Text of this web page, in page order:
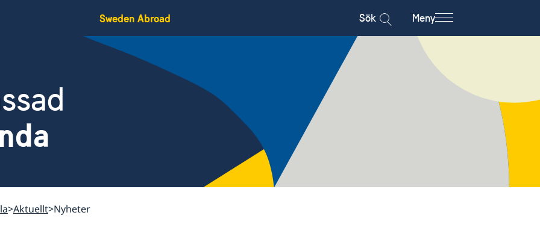
Sweden Abroad Sök Meny
Aktuellt Nyheter